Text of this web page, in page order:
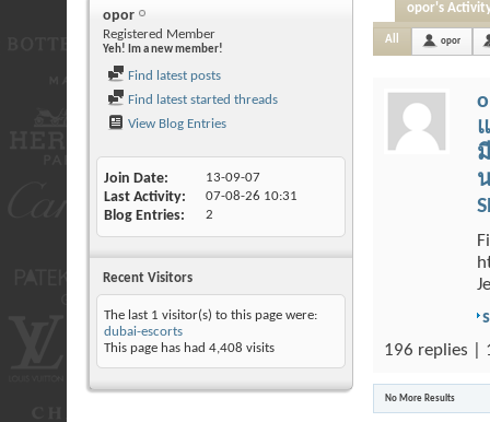
opor
Registered Member
Yeh! Im a new member!
Find latest posts
Find latest started threads
View Blog Entries
Join Date 13-09-07
Last Activity 07-08-26 10:31
Blog Entries 2
Recent Visitors
The last 1 visitor(s) to this page were:
dubai-escorts
This page has had 4,408 visits
opor's
All opor
196 replies |
No More Results